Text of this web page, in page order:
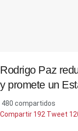
Rodrigo Paz
y promete un
480 compartidos
Compartir 192 Tweet